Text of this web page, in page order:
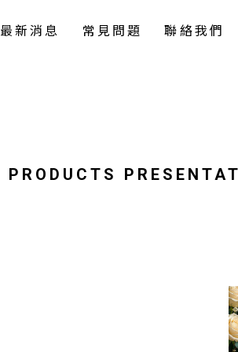
最新消息 常見問題 聯絡我們
PRODUCTS